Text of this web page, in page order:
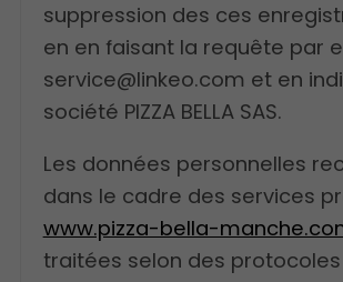
suppression des ces
en en faisant la requête par
service@linkeo.com et en
société PIZZA BELLA SAS.
Les données personnelles
dans le cadre des services
www.pizza-bella-
traitées selon des